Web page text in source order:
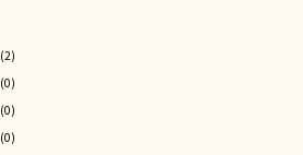
(2)
(0)
(0)
(0)